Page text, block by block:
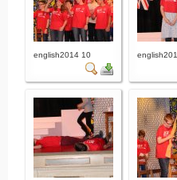
english2014 10